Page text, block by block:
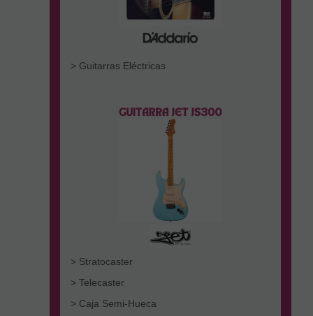
> Guitarras Eléctricas
> Stratocaster
> Telecaster
> Caja Semi-Hueca